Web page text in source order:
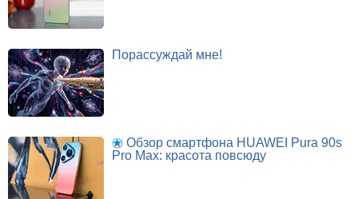
Порассуждай мне!
Обзор смартфона HUAWEI Pura 90s
Pro Max: красота повсюду